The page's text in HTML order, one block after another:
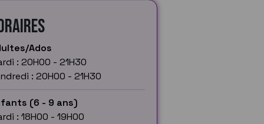
Ados
: 20H00 - 21H30
: 20H00 - 21H30
(6 - 9 ans)
: 18H00 - 19H00